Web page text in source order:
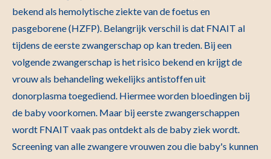
bekend als hemolytische ziekte van de foetus en
pasgeborene (HZFP). Belangrijk verschil is dat FNAIT al
tijdens de eerste zwangerschap op kan treden. Bij een
volgende zwangerschap is het risico bekend en krijgt de
vrouw als behandeling wekelijks antistoffen uit
donorplasma toegediend. Hiermee worden bloedingen bij
de baby voorkomen. Maar bij eerste zwangerschappen
wordt FNAIT vaak pas ontdekt als de baby ziek wordt.
Screening van alle zwangere vrouwen zou die baby's kunnen